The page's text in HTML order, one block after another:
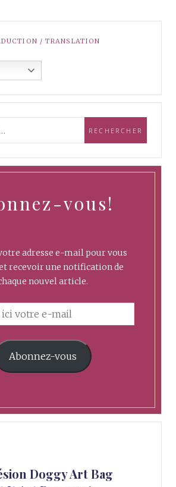
/ TRANSLATION
vous!
adresse e-mail pour vous
recevoir une notification de
nouvel article.
Abonnez-vous
Doggy Art Bag